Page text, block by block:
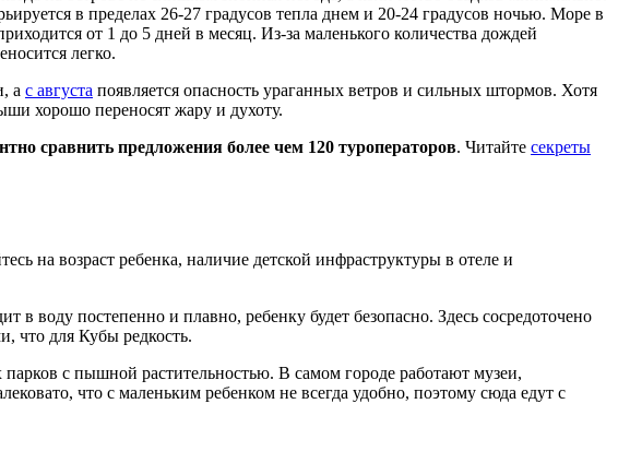
в пределах 26-27 градусов тепла днем и 20-24 градусов ночью. Море в
от 1 до 5 дней в месяц. Из-за маленького количества дождей
легко.
а с августа появляется опасность ураганных ветров и сильных штормов. Хотя
хорошо переносят жару и духоту.
сравнить предложения более чем 120 туроператоров. Читайте секреты
на возраст ребенка, наличие детской инфраструктуры в отеле и
воду постепенно и плавно, ребенку будет безопасно. Здесь сосредоточено
что для Кубы редкость.
с пышной растительностью. В самом городе работают музеи,
что с маленьким ребенком не всегда удобно, поэтому сюда едут с